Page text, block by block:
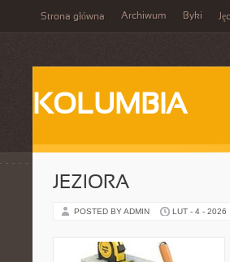
Strona główna Archiwum Byki
KOLUMBIA
JEZIORA
POSTED BY ADMIN LUT - 4 - 2026